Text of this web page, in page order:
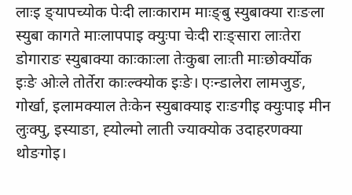
लाःइ ङ्‍यापच्‍योक पेःदी लाःकाराम माःङ्‍बु स्‍युबाक्‍या राःङला
स्‍युबा कागते माःलापपाइ क्‍युःपा चेःदी राःङ्‍सारा लाःतेरा
डोगाराङ स्‍युबाक्‍या काःकाःला तेःकुबा लाःती माःछोर्क्‍योक
इःङे ओःले तोर्तेरा काःल्‍क्‍योक इःङे। एःन्‍डालेरा लामजुङ,
गोर्खा, इलामक्‍याल तेःकेन स्‍युबाक्याइ राःङगीइ क्‍युःपाइ मीन
लुःक्‍पु, इस्‍याङा, ह्‍योल्‍मो लाती ज्‍याक्‍योक उदाहरणक्‍या
थोङगोइ।